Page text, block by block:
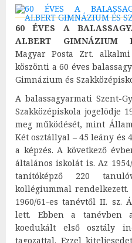
60 ÉVES A
ALBERT GIMNÁZIUM
Magyar Posta Zrt.
köszönti a 60 éves
Gimnázium és
A balassagyarmati Szent-
Szakközépiskola jogelõdje
meg működését, mint
Két osztállyal – 45 leány
a képzés. A következő
általános iskolát is. Az
tanítóképző 220
kollégiummal
1960/61-es tanévtől II. sz.
lett. Ebben a tanévben
koedukált első osztály
tagozattal. Ezzel